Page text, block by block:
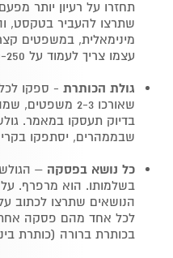
תחזרו על רעיון יותר
שתרצו להעביר בטקסט,
מינימאלית, במשפטים
עצמו צריך לעמוד על 150-250 מילים.
גולת הכותרת - ספקו
שאורכו 2-3
בדיוק תעסקו במאמר.
שבממהרים, יסתפקו
כל נושא בפסקה –
בשלמותו. הוא מרפרף.
הנושאים שתרצו לכתוב
לכל אחד מהם פסקה
בכותרת ברורה (כותרת